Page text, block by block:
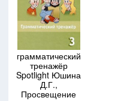
грамматический
тренажёр
Spotlight Юшина
Д.Г.,
Просвещение